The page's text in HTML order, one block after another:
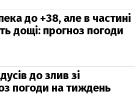
до +38, але в частині
дощі: прогноз погоди
до злив зі
погоди на тиждень